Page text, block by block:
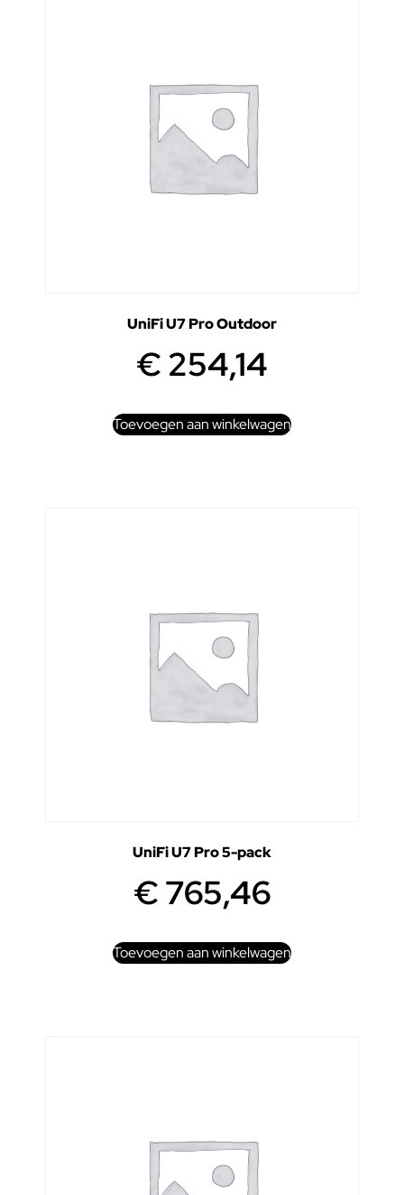
UniFi U7 Pro Outdoor
€254,14
Toevoegen aan winkelwagen
UniFi U7 Pro 5-pack
€765,46
Toevoegen aan winkelwagen